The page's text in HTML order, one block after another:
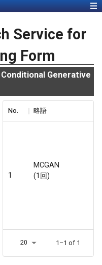
Service for
Form
Generative
No. 略語
1
MCGAN
(1回)
20 1–1 of 1